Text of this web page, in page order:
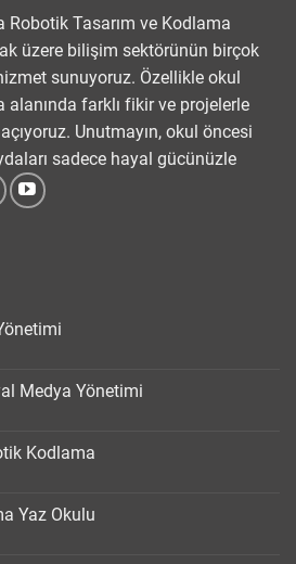
Robotik Tasarım ve Kodlama
üzere bilişim sektörünün birçok
sunuyoruz. Özellikle okul
farklı fikir ve projelerle
Unutmayın, okul öncesi
sadece hayal gücünüzle
Medya Yönetimi
Kodlama
Yaz Okulu